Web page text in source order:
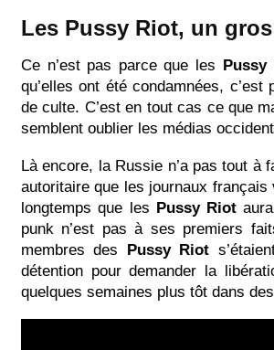
Les Pussy Riot, un
Ce n’est pas parce que les Pussy
qu’elles ont été condamnées,
de culte. C’est en tout cas ce que
semblent oublier les médias
Là encore, la Russie n’a pas tout
autoritaire que les journaux
longtemps que les Pussy Riot
punk n’est pas à ses premiers
membres des Pussy Riot
détention pour demander la
quelques semaines plus tôt dans